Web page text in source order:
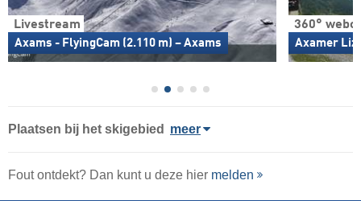
Livestream
Axams - FlyingCam (2.110 m) – Axams
360°
Axamer
Plaatsen bij het skigebied meer
Fout ontdekt? Dan kunt u deze hier melden